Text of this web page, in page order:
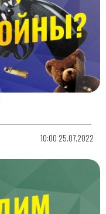
10:00 25.07.2022